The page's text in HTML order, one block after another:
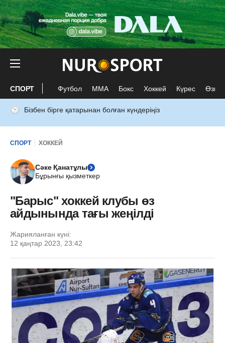
СПОРТ Футбол ММА Бокс Хоккей Күрес Өзге
Бізбен бірге қатарынан болған күндеріңіз
СПОРТ ХОККЕЙ
Сәке Қанатұлы
Бұрынғы қызметкер
"Барыс" хоккей клубы өз
айдынында тағы жеңілді
Жарияланған күні:
12 қаңтар 2023, 23:42